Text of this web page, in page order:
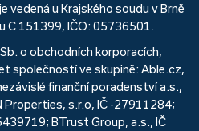
vedená u Krajského soudu v Brně
C 151399, IČO: 05736501.
o obchodních korporacích,
společností ve skupině: Able.cz,
finanční poradenství a.s.,
Properties, s.r.o, IČ -27911284;
BTrust Group, a.s., IČ